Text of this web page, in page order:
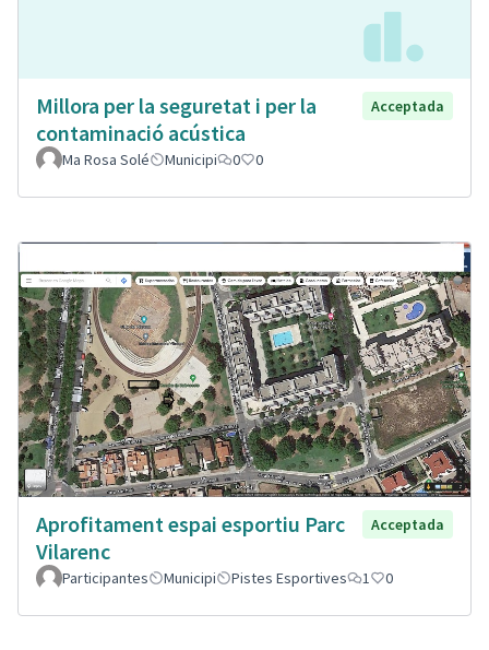
Millora per la seguretat i per la
contaminació acústica
Acceptada
Ma Rosa Solé Municipi 0 0
Aprofitament espai esportiu Parc
Vilarenc
Acceptada
Participantes Municipi Pistes Esportives 1 0